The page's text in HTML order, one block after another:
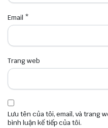
Email *
Trang web
Lưu tên của tôi, email, và trang
bình luận kế tiếp của tôi.